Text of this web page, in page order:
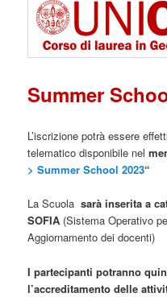
Summer
L’iscrizione potrà essere
telematico disponibile nel
> Summer School 2023“
La Scuolasarà inserita a
SOFIA (Sistema Operativo
Aggiornamento dei docenti)
I partecipanti potranno
l’accreditamento delle